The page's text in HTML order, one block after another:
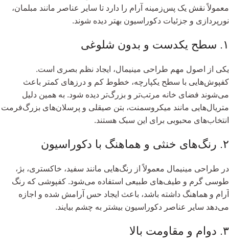
معمولاً نقش یک پس‌زمینه آرام را دارد تا سایر عناصر مانند مبلمان،
نورپردازی و جزئیات دکوراسیون بهتر دیده شوند.
۱. سطح یکدست و بدون شلوغی
یکی از اصول مهم طراحی مینیمال، ایجاد نظم بصری است.
کفپوش‌هایی با سطح یکپارچه، خطوط کم و درزهای کمتر باعث
می‌شوند فضای خانه مرتب‌تر و بزرگ‌تر دیده شود. به همین دلیل
متریال‌هایی مانند میکروسمنت، بتن صیقلی و پرسلان‌های بزرگ‌فرمت
انتخاب‌های محبوبی برای این سبک هستند.
۲. رنگ‌های خنثی و هماهنگ با دکوراسیون
در طراحی مینیمال معمولاً از رنگ‌هایی مانند سفید، خاکستری، بژ،
طوسی گرم و طیف‌های طبیعی استفاده می‌شود. کفپوشی که رنگ
آرام و هماهنگ داشته باشد، باعث ایجاد حس آرامش شده و اجازه
می‌دهد سایر عناصر دکوراسیون بیشتر به چشم بیایند.
۳. دوام و مقاومت بالا